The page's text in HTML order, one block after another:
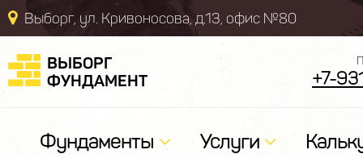
Выборг, ул. Кривоносова, д.13, офис №80
ВЫБОРГ
ФУНДАМЕНТ
+7-
Фундаменты Услуги